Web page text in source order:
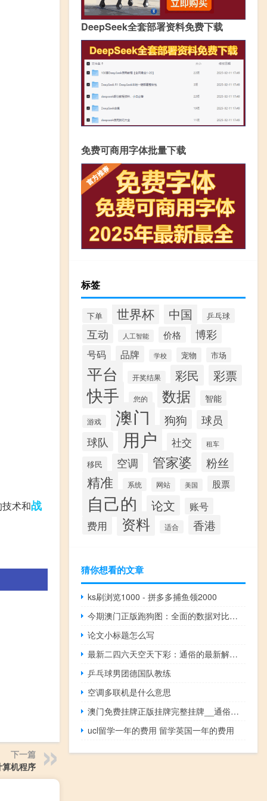
术和战
下一篇
机程序
DeepSeek全套部署资料免费下载
免费可商用字体批量下载
标签
下单 世界杯 中国 乒乓球
互动 人工智能 价格 博彩
号码 品牌 学校 宠物 市场
平台 开奖结果 彩民 彩票
快手 您的 数据 智能
游戏 澳门 狗狗
球员
球队
用户 社交 租车
移民 空调 管家婆 粉丝
精准 系统 网站 美国 股票
自己的 论文 账号
费用 资料 适合 香港
猜你想看的文章
ks刷浏览1000 - 拼多多捕鱼领2000
今期澳门正版跑狗图：全面的数据对比解释解答-2098.V1.81
论文小标题怎么写
最新二四六天空天下彩：通俗的最新解答-3358.PL.230
乒乓球男团德国队教练
空调多联机是什么意思
澳门免费挂牌正版挂牌完整挂牌__通俗的解读分析-1489.3D.A338
ucl留学一年的费用 留学英国一年的费用